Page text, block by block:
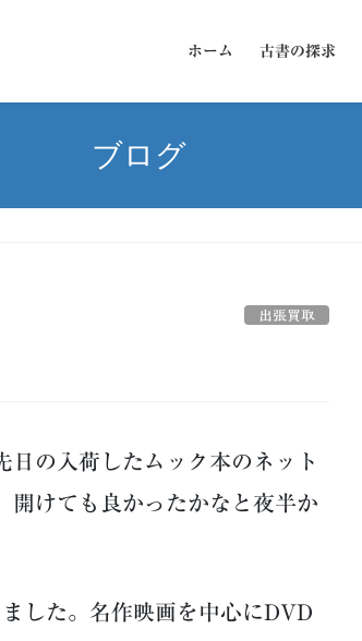
ホーム 古書の探求
ブログ
出張買取
の入荷したムック本のネット
開けても良かったかなと夜半か
した。名作映画を中心にDVD